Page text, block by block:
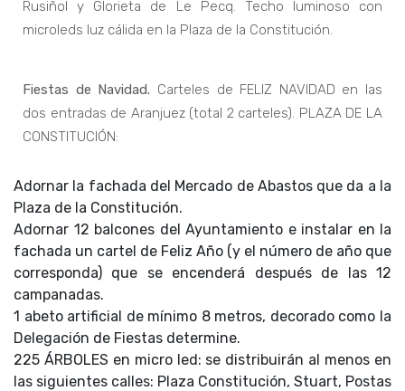
Rusiñol y Glorieta de Le Pecq. Techo luminoso con
microleds luz cálida en la Plaza de la Constitución.
Fiestas de Navidad. Carteles de FELIZ NAVIDAD en las
dos entradas de Aranjuez (total 2 carteles). PLAZA DE LA
CONSTITUCIÓN:
Adornar la fachada del Mercado de Abastos que da a la
Plaza de la Constitución.
Adornar 12 balcones del Ayuntamiento e instalar en la
fachada un cartel de Feliz Año (y el número de año que
corresponda) que se encenderá después de las 12
campanadas.
1 abeto artificial de mínimo 8 metros, decorado como la
Delegación de Fiestas determine.
225 ÁRBOLES en micro led: se distribuirán al menos en
las siguientes calles: Plaza Constitución, Stuart, Postas